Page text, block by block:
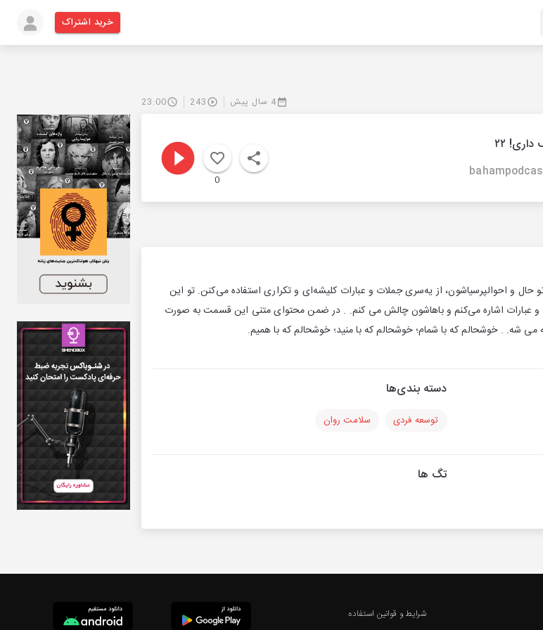
خرید اشتراک
4 سال پیش 243
23:00
۲۲
0
و احوالپرسیاشون، از یه‌سری جملات و عبارات کلیشه‌ای و تکراری استفاده می‌کنن. تو این
و عبارات اشاره می‌کنم و باهاشون چالش می کنم. . در ضمن محتوای متنی این قسمت به صورت
می شه. . خوشحالم که با شمام؛ خوشحالم که با منید؛ خوشحالم که با همیم.
دسته بندی‌ها
توسعه فردی سلامت روان
تگ ها
شرایط و قوانین استفاده